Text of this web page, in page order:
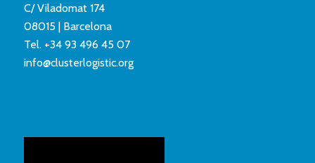
C/ Viladomat 174
08015 | Barcelona
Tel. +34 93 496 45 07
info@clusterlogistic.org